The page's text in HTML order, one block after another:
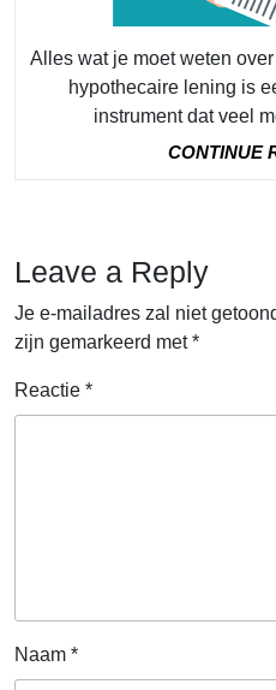
Alles wat je moet weten
hypothecaire lening is
instrument dat veel
CONTINUE
Leave a Reply
Je e-mailadres zal niet
zijn gemarkeerd met*
Reactie *
Naam *